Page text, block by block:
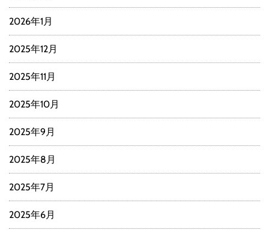
2026年1月
2025年12月
2025年11月
2025年10月
2025年9月
2025年8月
2025年7月
2025年6月